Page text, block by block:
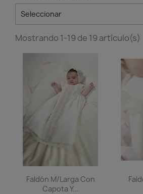
Seleccionar
Mostrando 1-19 de 19 artículo(s)
Vista rápida
Faldón M/larga Con
Capota Y...